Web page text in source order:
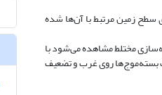
سطح زمین مرتبط با آن‌ها شده
مختلط مشاهده می‌شود با
بسته‌موج‌ها روی غرب و تضعیف